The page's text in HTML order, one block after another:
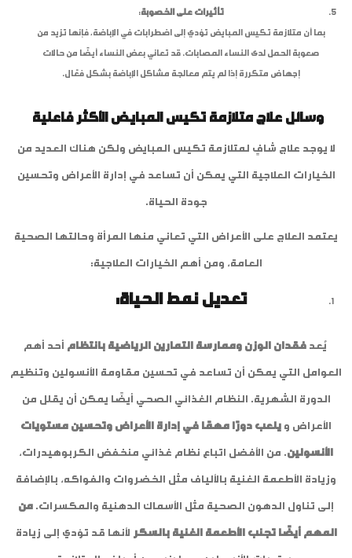
تأثيرات على الخصوبة:
بما أن متلازمة تكيس المبايض تؤدي إلى اضطرابات في الإباضة، فإنها تزيد من
صعوبة الحمل لدى النساء المصابات. قد تعاني بعض النساء أيضًا من حالات
إجهاض متكررة إذا لم يتم معالجة مشاكل الإباضة بشكل فعّال.
وسائل علاج متلازمة تكيس المبايض الأكثر فاعلية
لا يوجد علاج شافٍ لمتلازمة تكيس المبايض ولكن هناك العديد من
الخيارات العلاجية التي يمكن أن تساعد في إدارة الأعراض وتحسين
جودة الحياة.
يعتمد العلاج على الأعراض التي تعاني منها المرأة وحالتها الصحية
العامة، ومن أهم الخيارات العلاجية:
تعديل نمط الحياة:
يُعدفقدان الوزن وممارسة التمارين الرياضية بانتظام أحد أهم
العوامل التي يمكن أن تساعد في تحسين مقاومة الأنسولين وتنظيم
الدورة الشهرية. النظام الغذائي الصحي أيضًا يمكن أن يقلل من
الأعراض ويلعب دورًا مهمًا في إدارة الأعراض وتحسين مستويات
الأنسولين. من الأفضل اتباع نظام غذائي منخفض الكربوهيدرات،
وزيادة الأطعمة الغنية بالألياف مثل الخضروات والفواكه، بالإضافة
إلى تناول الدهون الصحية مثل الأسماك الدهنية والمكسرات.من
المهم أيضًا تجنب الأطعمة الغنية بالسكر لأنها قد تؤدي إلى زيادة